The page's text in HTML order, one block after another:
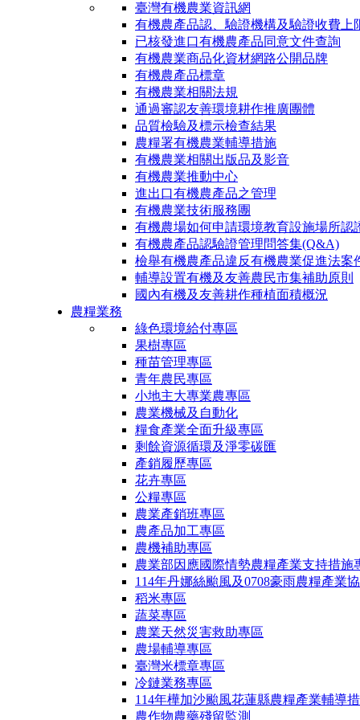
臺灣有機農業資訊網
有機農產品認、驗證機構及驗證收費上
已核發進口有機農產品同意文件查詢
有機農業商品化資材網路公開品牌
有機農產品標章
有機農業相關法規
通過審認友善環境耕作推廣團體
品質檢驗及標示檢查結果
農糧署有機農業輔導措施
有機農業相關出版品及影音
有機農業推動中心
進出口有機農產品之管理
有機農業技術服務團
有機農場如何申請環境教育設施場所認
有機農產品認驗證管理問答集(Q&A)
檢舉有機農產品違反有機農業促進法案
輔導設置有機及友善農民市集補助原則
國內有機及友善耕作種植面積概況
農糧業務
綠色環境給付專區
果樹專區
種苗管理專區
青年農民專區
小地主大專業農專區
農業機械及自動化
糧食產業全面升級專區
剩餘資源循環及淨零碳匯
產銷履歷專區
花卉專區
公糧專區
農業產銷班專區
農產品加工專區
農機補助專區
農業部因應國際情勢農糧產業支持措施
114年丹娜絲颱風及0708豪雨農糧產業
稻米專區
蔬菜專區
農業天然災害救助專區
農場輔導專區
臺灣米標章專區
冷鏈業務專區
114年樺加沙颱風花蓮縣農糧產業輔導
農作物農藥殘留監測